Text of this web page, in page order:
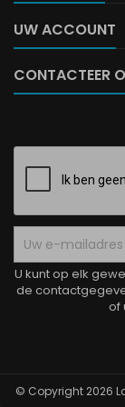
UW ACCOUNT
CONTACTEER
U kunt op elk
de
of
© Copyright 2026